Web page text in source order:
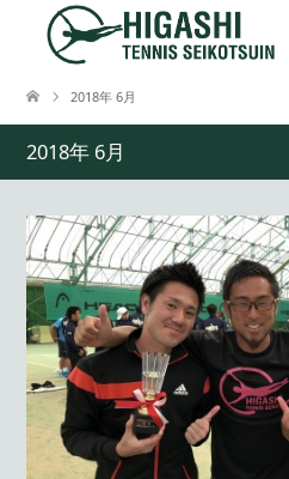
2018年 6月
2018年 6月